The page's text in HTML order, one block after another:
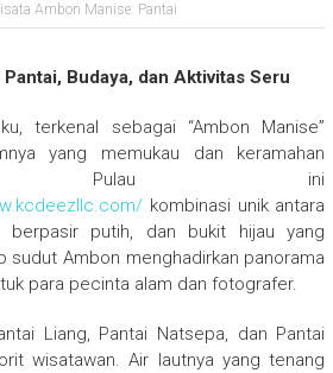
Ambon Manise: Pantai
Budaya, dan Aktivitas Seru
terkenal sebagai “Ambon Manise”
yang memukau dan keramahan
Pulau ini
kombinasi unik antara
berpasir putih, dan bukit hijau yang
sudut Ambon menghadirkan panorama
para pecinta alam dan fotografer.
Liang, Pantai Natsepa, dan Pantai
wisatawan. Air lautnya yang tenang